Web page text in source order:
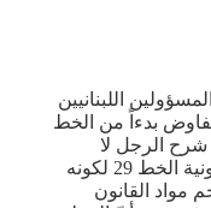
اللبنانيين
التخلّي عن الخط 29 والتفاوض بدءاً من الخط
شرح الرجل لا
قانونية ولا علمية الخط 23، وثبّت قانونية الخط 29 لكونه
مواد القانون